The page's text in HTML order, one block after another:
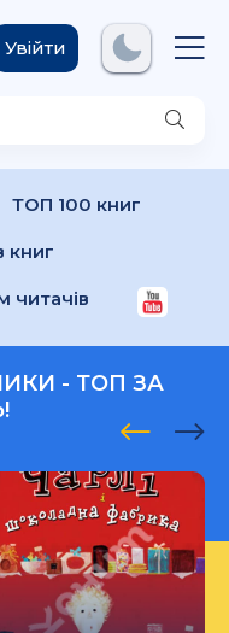
.com
Увійти
ТОП 100 книг
книг
читачів
- ТОП ЗА